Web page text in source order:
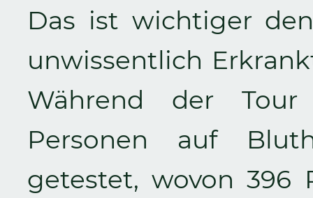
Das ist wichtiger
unwissentlich
Während der
Personen auf
getestet, wovon 396